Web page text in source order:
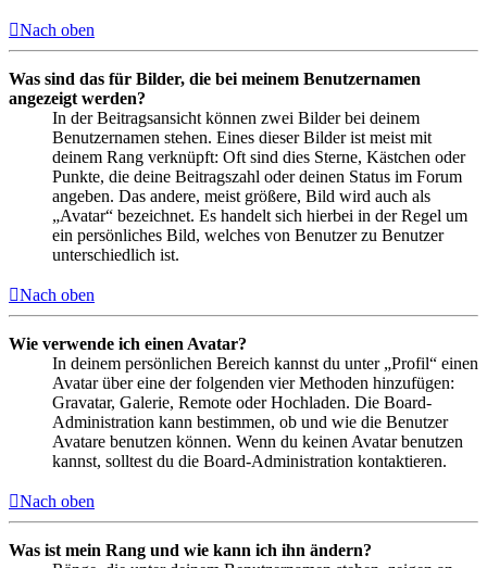
Nach oben
Was sind das für Bilder, die bei meinem Benutzernamen
angezeigt werden?
In der Beitragsansicht können zwei Bilder bei deinem
Benutzernamen stehen. Eines dieser Bilder ist meist mit
deinem Rang verknüpft: Oft sind dies Sterne, Kästchen oder
Punkte, die deine Beitragszahl oder deinen Status im Forum
angeben. Das andere, meist größere, Bild wird auch als
„Avatar“ bezeichnet. Es handelt sich hierbei in der Regel um
ein persönliches Bild, welches von Benutzer zu Benutzer
unterschiedlich ist.
Nach oben
Wie verwende ich einen Avatar?
In deinem persönlichen Bereich kannst du unter „Profil“ einen
Avatar über eine der folgenden vier Methoden hinzufügen:
Gravatar, Galerie, Remote oder Hochladen. Die Board-
Administration kann bestimmen, ob und wie die Benutzer
Avatare benutzen können. Wenn du keinen Avatar benutzen
kannst, solltest du die Board-Administration kontaktieren.
Nach oben
Was ist mein Rang und wie kann ich ihn ändern?